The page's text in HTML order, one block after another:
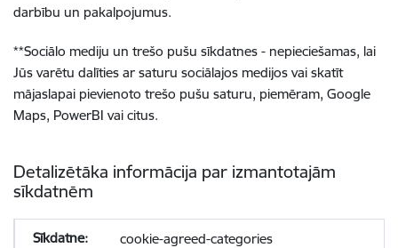
darbību un pakalpojumus.
**Sociālo mediju un trešo pušu sīkdatnes - nepieciešamas, lai
Jūs varētu dalīties ar saturu sociālajos medijos vai skatīt
mājaslapai pievienoto trešo pušu saturu, piemēram, Google
Maps, PowerBI vai citus.
Detalizētāka informācija par izmantotajām
sīkdatnēm
cookie-agreed-categories